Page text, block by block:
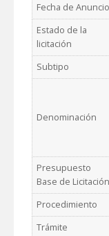
Fecha de Anuncio
Estado de la
licitación
Subtipo
Denominación
Presupuesto
Base de Licitación
Procedimiento
Trámite